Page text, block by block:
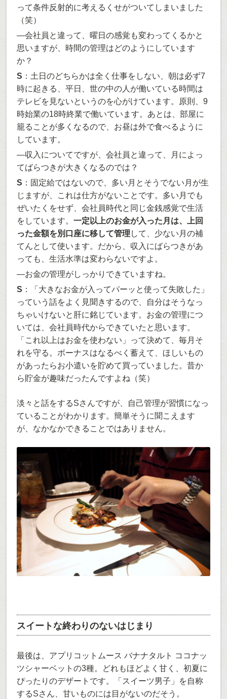
って条件反射的に考えるくせがついてしまいました
（笑）
―会社員と違って、曜日の感覚も変わってくるかと
思いますが、時間の管理はどのようにしています
か？
S ：土日のどちらかは全く仕事をしない、朝は必ず7
時に起きる、平日、世の中の人が働いている時間は
テレビを見ないというのを心がけています。原則、9
時始業の18時終業で働いています。あとは、部屋に
籠ることが多くなるので、お昼は外で食べるように
しています。
―収入についてですが、会社員と違って、月によっ
てばらつきが大きくなるのでは？
S ：固定給ではないので、多い月とそうでない月が生
じますが、これは仕方がないことです。多い月でも
ぜいたくをせず、会社員時代と同じ金銭感覚で生活
をしています。一定以上のお金が入った月は、上回
った金額を別口座に移して管理 して、少ない月の補
てんとして使います。だから、収入にばらつきがあ
っても、生活水準は変わらないですよ。
―お金の管理がしっかりできていますね。
S ：「大きなお金が入ってパーッと使って失敗した」
っていう話をよく見聞きするので、自分はそうなっ
ちゃいけないと肝に銘じています。お金の管理につ
いては、会社員時代からできていたと思います。
「これ以上はお金を使わない」って決めて、毎月そ
れを守る。ボーナスはなるべく蓄えて、ほしいもの
があったらお小遣いを貯めて買っていました。昔か
ら貯金が趣味だったんですよね（笑）
淡々と話をするSさんですが、自己管理が習慣になっ
ていることがわかります。簡単そうに聞こえます
が、なかなかできることではありません。
スイートな終わりのないはじまり
最後は、アプリコットムース バナナタルト ココナッ
ツシャーベットの3種。どれもほどよく甘く、初夏に
ぴったりのデザートです。「スイーツ男子」を自称
するSさん、甘いものには目がないのだそう。